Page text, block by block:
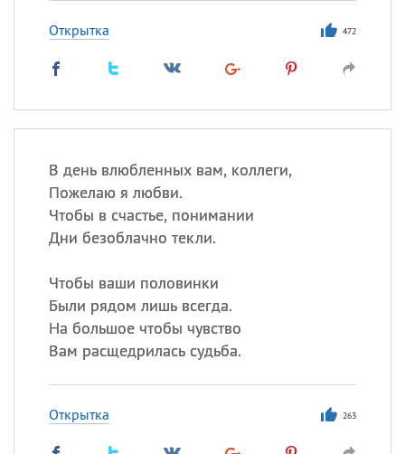
Открытка 472
В день влюбленных вам, коллеги,
Пожелаю я любви.
Чтобы в счастье, понимании
Дни безоблачно текли.
Чтобы ваши половинки
Были рядом лишь всегда.
На большое чтобы чувство
Вам расщедрилась судьба.
Открытка 263